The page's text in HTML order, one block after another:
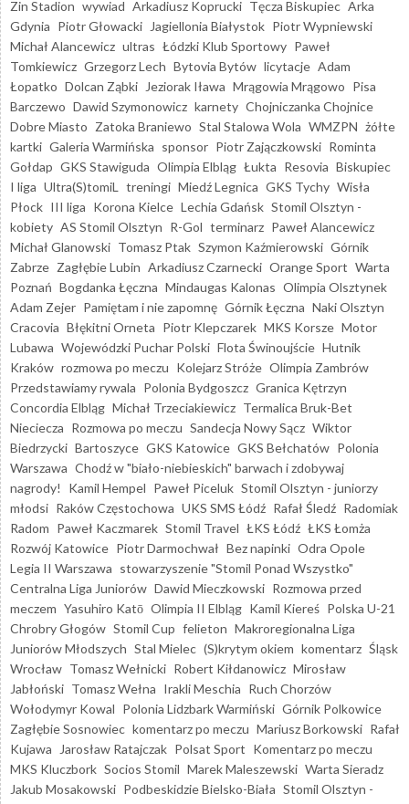
Zin Stadion wywiad Arkadiusz Koprucki Tęcza Biskupiec Arka
Gdynia Piotr Głowacki Jagiellonia Białystok Piotr Wypniewski
Michał Alancewicz ultras Łódzki Klub Sportowy Paweł
Tomkiewicz Grzegorz Lech Bytovia Bytów licytacje Adam
Łopatko Dolcan Ząbki Jeziorak Iława Mrągowia Mrągowo Pisa
Barczewo Dawid Szymonowicz karnety Chojniczanka Chojnice
Dobre Miasto Zatoka Braniewo Stal Stalowa Wola WMZPN żółte
kartki Galeria Warmińska sponsor Piotr Zajączkowski Rominta
Gołdap GKS Stawiguda Olimpia Elbląg Łukta Resovia Biskupiec
I liga Ultra(S)tomiL treningi Miedź Legnica GKS Tychy Wisła
Płock III liga Korona Kielce Lechia Gdańsk Stomil Olsztyn -
kobiety AS Stomil Olsztyn R-Gol terminarz Paweł Alancewicz
Michał Glanowski Tomasz Ptak Szymon Kaźmierowski Górnik
Zabrze Zagłębie Lubin Arkadiusz Czarnecki Orange Sport Warta
Poznań Bogdanka Łęczna Mindaugas Kalonas Olimpia Olsztynek
Adam Zejer Pamiętam i nie zapomnę Górnik Łęczna Naki Olsztyn
Cracovia Błękitni Orneta Piotr Klepczarek MKS Korsze Motor
Lubawa Wojewódzki Puchar Polski Flota Świnoujście Hutnik
Kraków rozmowa po meczu Kolejarz Stróże Olimpia Zambrów
Przedstawiamy rywala Polonia Bydgoszcz Granica Kętrzyn
Concordia Elbląg Michał Trzeciakiewicz Termalica Bruk-Bet
Nieciecza Rozmowa po meczu Sandecja Nowy Sącz Wiktor
Biedrzycki Bartoszyce GKS Katowice GKS Bełchatów Polonia
Warszawa Chodź w "biało-niebieskich" barwach i zdobywaj
nagrody!
Kamil Hempel Paweł Piceluk Stomil Olsztyn - juniorzy
młodsi Raków Częstochowa UKS SMS Łódź Rafał Śledź Radomiak
Radom Paweł Kaczmarek Stomil Travel ŁKS Łódź ŁKS Łomża
Rozwój Katowice Piotr Darmochwał Bez napinki Odra Opole
Legia II Warszawa stowarzyszenie "Stomil Ponad Wszystko"
Centralna Liga Juniorów Dawid Mieczkowski Rozmowa przed
meczem Yasuhiro Katō Olimpia II Elbląg Kamil Kiereś Polska U-21
Chrobry Głogów Stomil Cup felieton Makroregionalna Liga
Juniorów Młodszych Stal Mielec (S)krytym okiem komentarz Śląsk
Wrocław Tomasz Wełnicki Robert Kiłdanowicz Mirosław
Jabłoński Tomasz Wełna Irakli Meschia Ruch Chorzów
Wołodymyr Kowal Polonia Lidzbark Warmiński Górnik Polkowice
Zagłębie Sosnowiec komentarz po meczu Mariusz Borkowski Rafał
Kujawa
Jarosław Ratajczak Polsat Sport Komentarz po meczu
MKS Kluczbork Socios Stomil Marek Maleszewski Warta Sieradz
Jakub Mosakowski Podbeskidzie Bielsko-Biała Stomil Olsztyn -